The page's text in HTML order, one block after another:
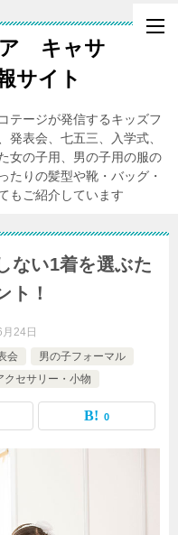
ア キャサ
サイト
テージが発信するキッズフ
発表会、七五三、入学式、
女の子用、男の子用の服の
たりの髪型や靴・バッグ・
もご紹介しています
ない1着を選ぶた
ト！
24日
会
男の子フォーマル
クセサリー・小物
0